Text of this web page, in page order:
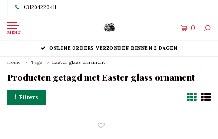
+31204220411
MENU
0
ONLINE ORDERS VERZONDEN BINNEN 2 DAGEN
Home Tags Easter glass ornament
Producten getagd met Easter glass ornament
Filters